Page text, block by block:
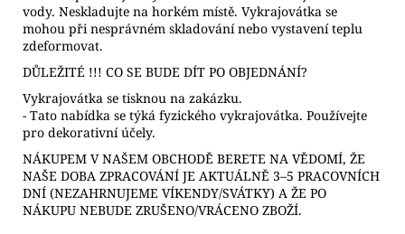
vody. Neskladujte na horkém místě. Vykrajovátka se
mohou při nesprávném skladování nebo vystavení teplu
zdeformovat.
DŮLEŽITÉ !!! CO SE BUDE DÍT PO OBJEDNÁNÍ?
Vykrajovátka se tisknou na zakázku.
- Tato nabídka se týká fyzického vykrajovátka. Používejte
pro dekorativní účely.
NÁKUPEM V NAŠEM OBCHODĚ BERETE NA VĚDOMÍ, ŽE
NAŠE DOBA ZPRACOVÁNÍ JE AKTUÁLNĚ 3–5 PRACOVNÍCH
DNÍ (NEZAHRNUJEME VÍKENDY/SVÁTKY) A ŽE PO
NÁKUPU NEBUDE ZRUŠENO/VRÁCENO ZBOŽÍ.